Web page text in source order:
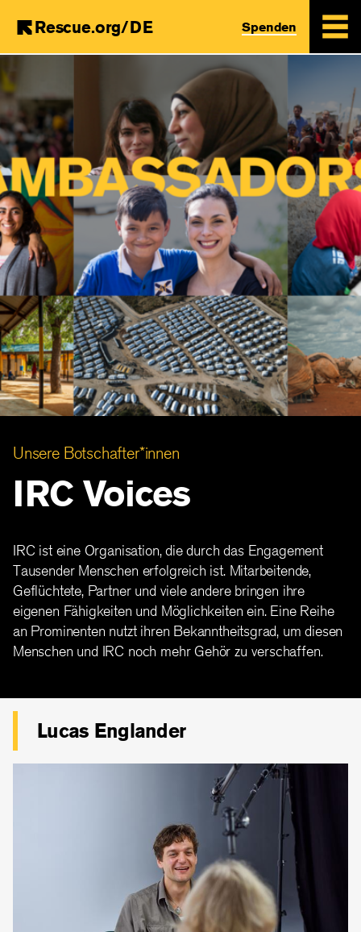
to
main
content
Rescue.org/DE Spenden
Unsere Botschafter*innen
IRC Voices
IRC ist eine Organisation, die durch das Engagement
Tausender Menschen erfolgreich ist. Mitarbeitende,
Geflüchtete, Partner und viele andere bringen ihre
eigenen Fähigkeiten und Möglichkeiten ein. Eine Reihe
an Prominenten nutzt ihren Bekanntheitsgrad, um diesen
Menschen und IRC noch mehr Gehör zu verschaffen.
Lucas Englander